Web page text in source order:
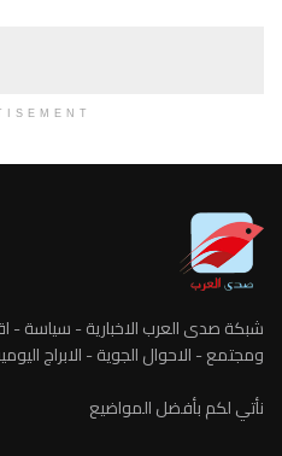
شبكة صدى العرب الاخبارية - سياسة -
ومجتمع - الاحوال الجوية - الابراج
نأتي لكم بأفضل المواضيع